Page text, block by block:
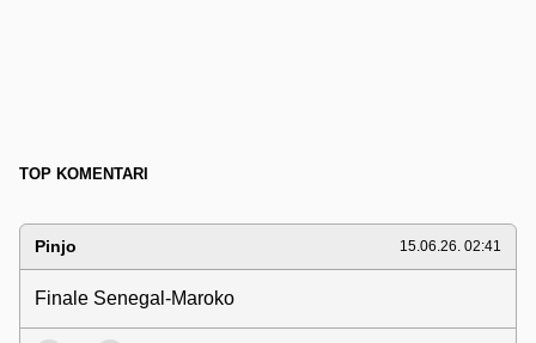
TOP KOMENTARI
Pinjo 15.06.26. 02:41
Finale Senegal-Maroko